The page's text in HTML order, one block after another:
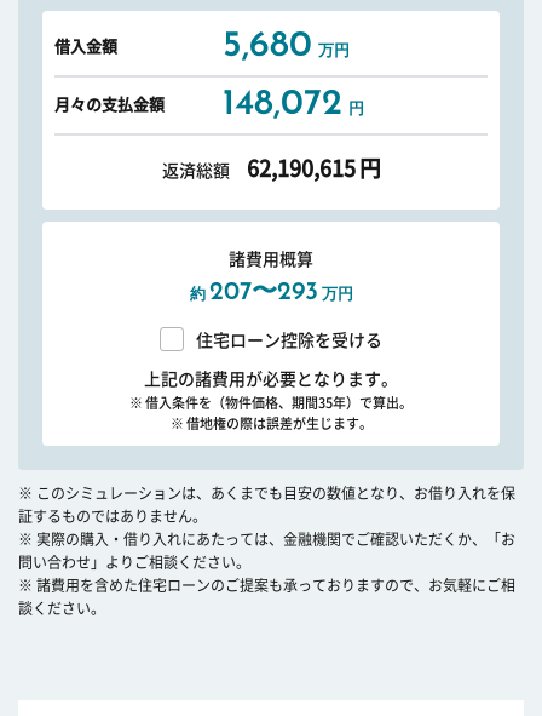
借入金額 5,680 万円
月々の支払金額 148,072 円
返済総額 62,190,615 円
諸費用概算
約 207〜293 万円
住宅ローン控除を受ける
上記の諸費用が必要となります。
※ 借入条件を（物件価格、期間35年）で算出。
※ 借地権の際は誤差が生じます。
※ このシミュレーションは、あくまでも目安の数値となり、お借り入れを保
証するものではありません。
※ 実際の購入・借り入れにあたっては、金融機関でご確認いただくか、「お
問い合わせ」よりご相談ください。
※ 諸費用を含めた住宅ローンのご提案も承っておりますので、お気軽にご相
談ください。